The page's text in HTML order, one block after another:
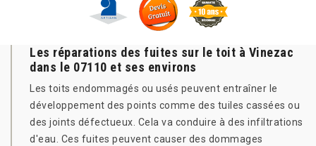
Les réparations des fuites sur le toit à Vinezac
dans le 07110 et ses environs
Les toits endommagés ou usés peuvent entraîner le
développement des points comme des tuiles cassées ou
des joints défectueux. Cela va conduire à des infiltrations
d'eau. Ces fuites peuvent causer des dommages